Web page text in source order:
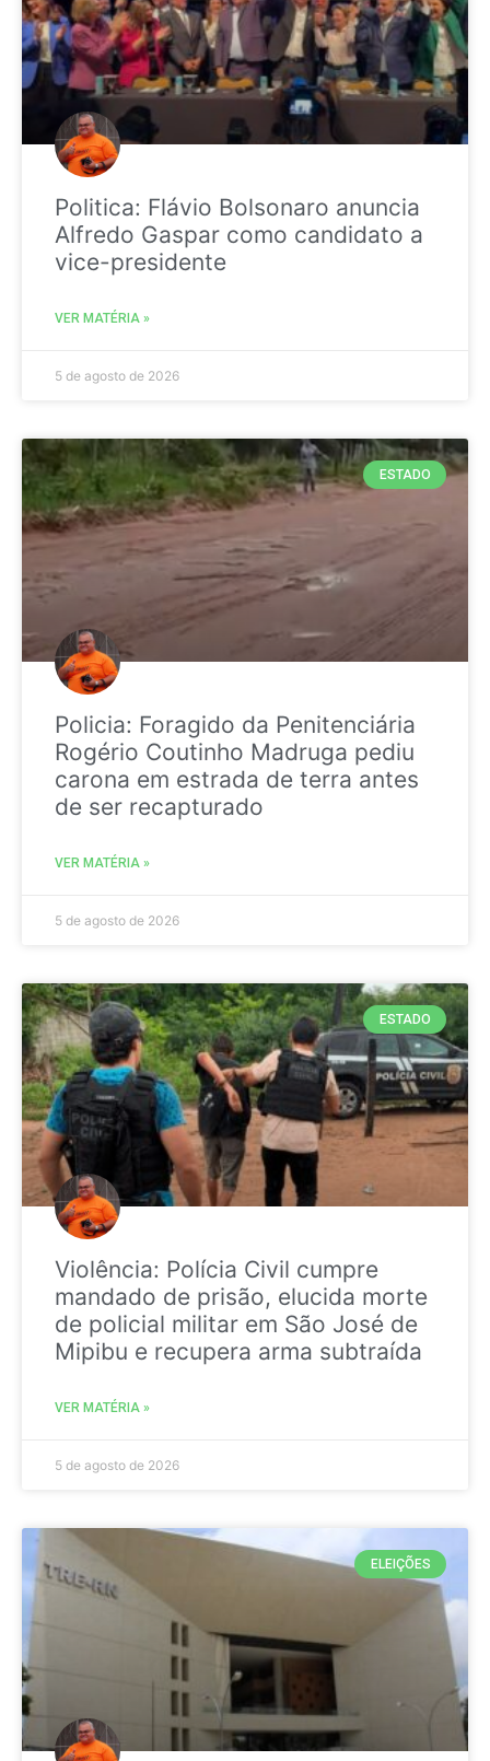
Politica: Flávio Bolsonaro anuncia
Alfredo Gaspar como candidato a
vice-presidente
VER MATÉRIA »
5 de agosto de 2026
ESTADO
Policia: Foragido da Penitenciária
Rogério Coutinho Madruga pediu
carona em estrada de terra antes
de ser recapturado
VER MATÉRIA »
5 de agosto de 2026
ESTADO
Violência: Polícia Civil cumpre
mandado de prisão, elucida morte
de policial militar em São José de
Mipibu e recupera arma subtraída
VER MATÉRIA »
5 de agosto de 2026
ELEIÇÕES